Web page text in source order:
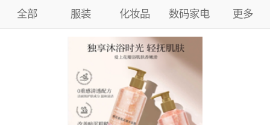
全部 服装 化妆品 数码家电 更多